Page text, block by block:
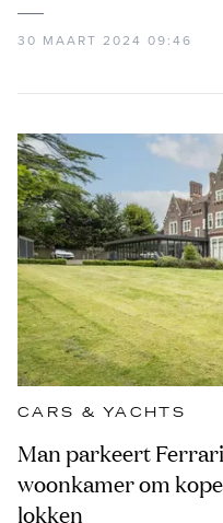
30 MAART 2024 09:46
CARS & YACHTS
Man parkeert
woonkamer om
lokken